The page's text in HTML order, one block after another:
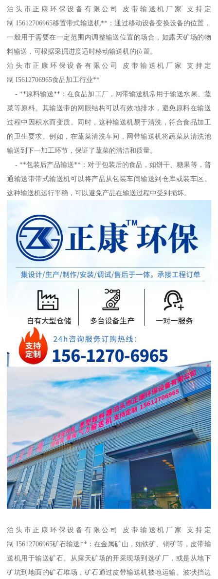
泊头市正康环保设备有限公司 皮带输送机厂家 支持定
制 I5612706965移置带式输送机**：通过移动设备变换设备的位置，
一般用于需要在一定范围内调整输送位置的场合，如露天矿场的物
料输送，可根据采掘进度适时移动输送机的位置。
泊头市正康环保设备有限公司 皮带输送机厂家 支持定
制 I5612706965食品加工行业**
- **原料输送**：在食品加工厂，网带输送机常用于输送水果、蔬
菜等原料。其输送带的网眼结构可以有效地排水，避免原料在输送
过程中因积水而变质。同时，这种输送机易于清洗，符合食品加工
的卫生要求。例如，在蔬菜清洗车间，网带输送机将蔬菜从清洗池
输送到下一加工环节，保证了蔬菜的清洁和质量。
- **包装后产品输送**：对于包装后的食品，如饼干、糖果等，普
通输送带带式输送机可以将产品从包装车间输送到仓库或装车区。
这种输送机运行平稳，可以避免产品在输送过程中受到损坏。
泊头市正康环保设备有限公司 皮带输送机厂家 支持定
制 I5612706965矿石输送**：在金属矿山，如铁矿、铜矿等，皮带输
送机用于输送矿石。从露天矿场的开采现场到选矿厂，或是从地下
矿坑到地面的矿石堆场，矿石通过皮带输送机被地运输。波状挡边